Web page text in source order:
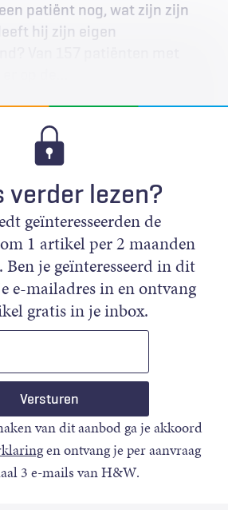
patiënt nog, wat zijn zijn
hij zijn eigen
Van 157 patiënten met
op de…
verder lezen?
geïnteresseerden de
1 artikel per 2 maanden
Ben je geïnteresseerd in dit
e-mailadres in en ontvang
gratis in je inbox.
van dit aanbod ga je akkoord
en ontvang je per aanvraag
3 e-mails van H&W.